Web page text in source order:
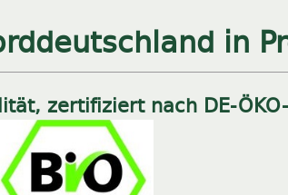
in
zertifiziert nach DE-